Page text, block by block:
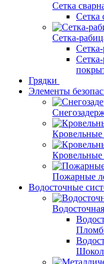
Сетка
Сетка
Сетка-
Грядки
Элементы
Кровельные
Кровельные
Пожарные
Водосточные